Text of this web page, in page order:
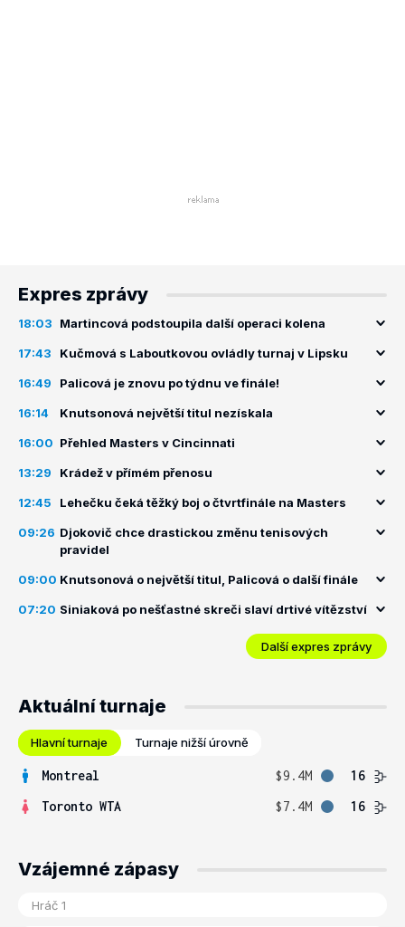
Expres zprávy
18:03 Martincová podstoupila další operaci kolena
17:43 Kučmová s Laboutkovou ovládly turnaj v Lipsku
16:49 Palicová je znovu po týdnu ve finále!
16:14 Knutsonová největší titul nezískala
16:00 Přehled Masters v Cincinnati
13:29 Krádež v přímém přenosu
12:45 Lehečku čeká těžký boj o čtvrtfinále na Masters
09:26 Djokovič chce drastickou změnu tenisových
pravidel
09:00 Knutsonová o největší titul, Palicová o další finále
07:20 Siniaková po nešťastné skreči slaví drtivé vítězství
Další expres zprávy
Aktuální turnaje
Hlavní turnaje Turnaje nižší úrovně
Montreal $9.4M
16
Toronto WTA
$7.4M 16
Vzájemné zápasy